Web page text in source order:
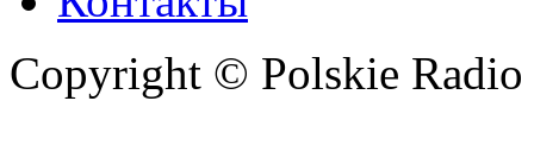
Copyright © Polskie